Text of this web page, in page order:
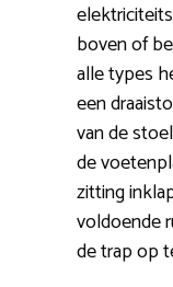
boven of
alle types
een
van de
de
zitting
voldoende
de trap op